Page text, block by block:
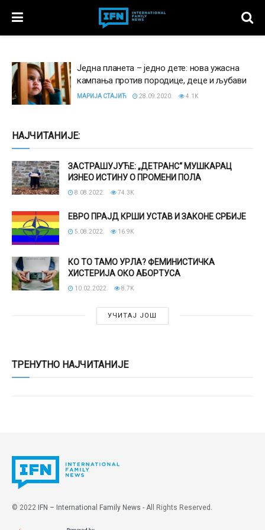
Једна планета – једно дете: нова ужасна
кампања против породице, деце и љубави
МАРИЈА СТАЈИЋ 28.09.2020. 4.1K
НАЈЧИТАНИЈЕ:
ЗАСТРАШУЈУЋЕ: „ДЕТРАНС“ МУШКАРАЦ
ИЗНЕО ИСТИНУ О ПРОМЕНИ ПОЛА
8.08.2022. 74.3K
ЕВРО ПРАЈД КРШИ УСТАВ И ЗАКОНЕ СРБИЈЕ
5.08.2022. 16.9K
КО ТО ТАМО УРЛА? ФЕМИНИСТИЧКА
ХИСТЕРИЈА ОКО АБОРТУСА
10.02.2022. 8.7K
УЧИТАЈ ЈОШ
ТРЕНУТНО НАЈЧИТАНИЈЕ
© 2022 IFN – International Family News - All Rights Reserved.